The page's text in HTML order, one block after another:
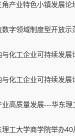
角产业特色小镇发展论
数字领域制度型开放示
与化工企业可持续发展
与化工企业可持续发展
业高质量发展---华东
工大学商学院举办40